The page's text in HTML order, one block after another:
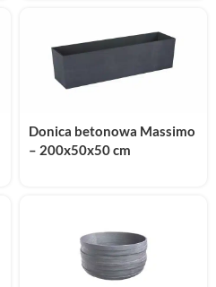
Donica betonowa Massimo
– 200x50x50 cm